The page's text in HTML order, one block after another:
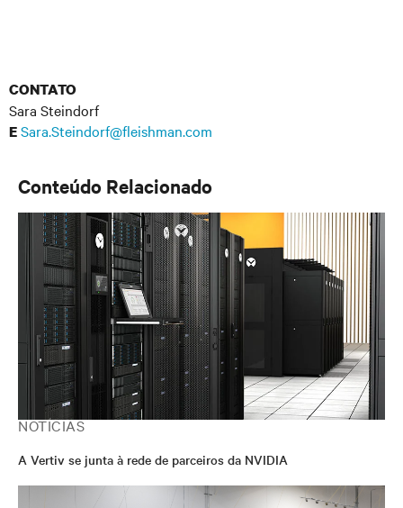
CONTATO
Sara Steindorf
ESara.Steindorf@fleishman.com
Conteúdo Relacionado
NOTÍCIAS
A Vertiv se junta à rede de parceiros da NVIDIA